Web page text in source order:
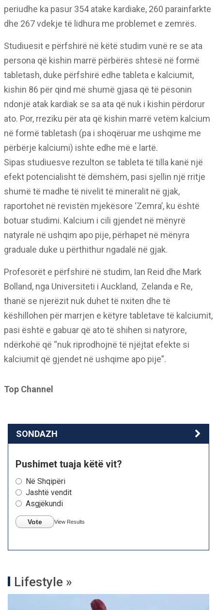
periudhe ka pasur 354 atake kardiake, 260 parainfarkte
dhe 267 vdekje të lidhura me problemet e zemrës.
Studiuesit e përfshirë në këtë studim vunë re se ata
persona që kishin marrë përbërës shtesë në formë
tabletash, duke përfshirë edhe tableta e kalciumit,
kishin 86 për qind më shumë gjasa që të pësonin
ndonjë atak kardiak se sa ata që nuk i kishin përdorur
ato. Por, rreziku për ata që kishin marrë vetëm kalcium
në formë tabletash (pa i shoqëruar me ushqime me
përbërje kalciumi) ishte edhe më e lartë.
Sipas studiuesve rezulton se tableta të tilla kanë një
efekt potencialisht të dëmshëm, pasi sjellin një rritje
shumë të madhe të nivelit të mineralit në gjak,
raportohet në revistën mjekësore ‘Zemra’, ku është
botuar studimi. Kalcium i cili gjendet në mënyrë
natyrale në ushqim apo pije, përhapet në mënyra
graduale duke u përthithur ngadalë në gjak.
Profesorët e përfshirë në studim, Ian Reid dhe Mark
Bolland, nga Universiteti i Auckland, Zelanda e Re,
thanë se njerëzit nuk duhet të nxiten dhe të
këshillohen për marrjen e këtyre tabletave të kalciumit,
pasi është e gabuar që ato të shihen si natyrore,
ndërkohë që “nuk riprodhojnë të njëjtat efekte si
kalciumit që gjendet në ushqime apo pije”.
Top Channel
SONDAZH
Pushimet tuaja këtë vit?
Në Shqipëri
Jashtë vendit
Asgjëkundi
Vote View Results
Lifestyle »